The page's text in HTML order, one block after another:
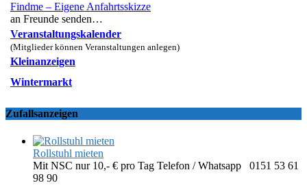
Findme – Eigene Anfahrtsskizze
an Freunde senden…
Veranstaltungskalender
(Mitglieder können Veranstaltungen anlegen)
Kleinanzeigen
Wintermarkt
Zufallsanzeigen
Rollstuhl mieten
Mit NSC nur 10,- € pro Tag Telefon / Whatsapp 0151 53 61
98 90